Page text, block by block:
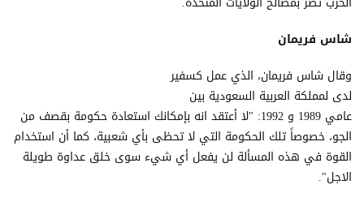
شاس فريمان
وقال شاس فريمان، الذي عمل كسفير
لدى لمملكة العربية السعودية بين
عامي 1989 و 1992: "لا أعتقد انه بإمكانك استعادة حكومة بقصف من
الجو، خصوصاً تلك الحكومة التي لا تحظى بأي شعبية، كما أن استخدام
القوة في هذه المسألة لن يفعل أي شيء سوى خلق عداوة طويلة
الاجل".